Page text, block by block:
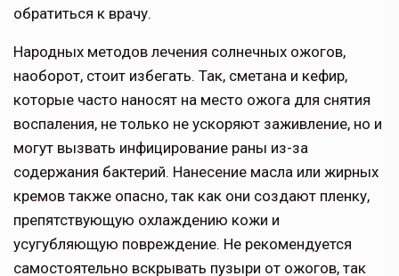
обратиться к врачу.
Народных методов лечения солнечных ожогов,
наоборот, стоит избегать. Так, сметана и кефир,
которые часто наносят на место ожога для снятия
воспаления, не только не ускоряют заживление, но и
могут вызвать инфицирование раны из-за
содержания бактерий. Нанесение масла или жирных
кремов также опасно, так как они создают пленку,
препятствующую охлаждению кожи и
усугубляющую повреждение. Не рекомендуется
самостоятельно вскрывать пузыри от ожогов, так